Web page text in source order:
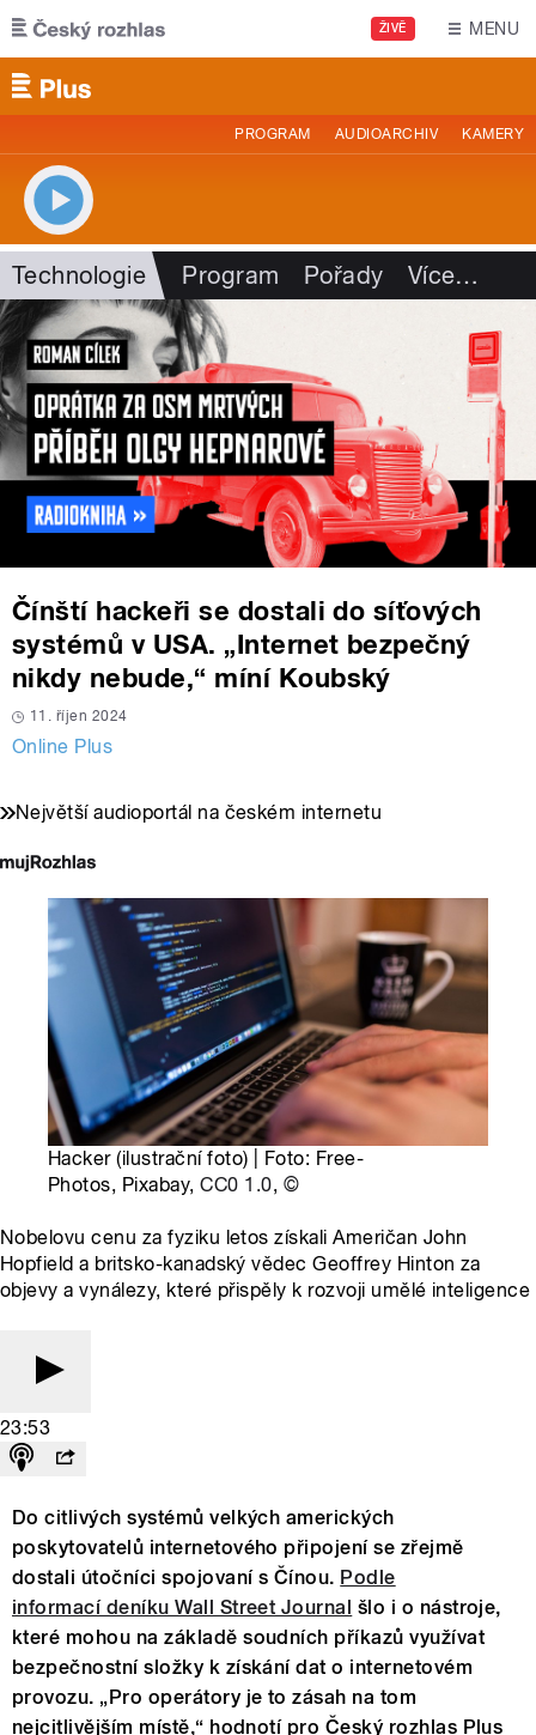
Přejít k hlavnímu obsahu
ŽIVĚ MENU
PROGRAM AUDIOARCHIV KAMERY
Technologie Program Pořady Více…
Čínští hackeři se dostali do síťových
systémů v USA. „Internet bezpečný
nikdy nebude,“ míní Koubský
11. říjen 2024
Online Plus
Největší audioportál na českém internetu
Hacker (ilustrační foto) | Foto: Free-
Photos, Pixabay,CC0 1.0, ©
Nobelovu cenu za fyziku letos získali Američan John
Hopfield a britsko-kanadský vědec Geoffrey Hinton za
objevy a vynálezy, které přispěly k rozvoji umělé inteligence
23:53
Do citlivých systémů velkých amerických
poskytovatelů internetového připojení se zřejmě
dostali útočníci spojovaní s Čínou. Podle
informací deníku Wall Street Journal šlo i o nástroje,
které mohou na základě soudních příkazů využívat
bezpečnostní složky k získání dat o internetovém
provozu. „Pro operátory je to zásah na tom
nejcitlivějším místě,“ hodnotí pro Český rozhlas Plus